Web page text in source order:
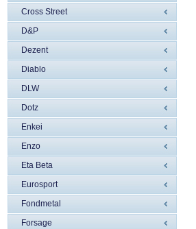
Cross Street
D&P
Dezent
Diablo
DLW
Dotz
Enkei
Enzo
Eta Beta
Eurosport
Fondmetal
Forsage